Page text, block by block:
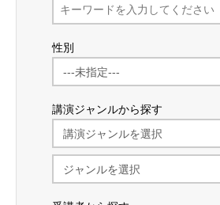
性別
講演ジャンルから探す